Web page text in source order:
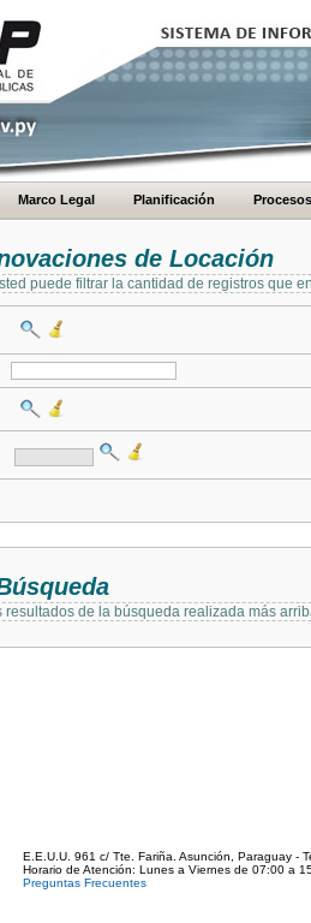
Marco Legal Planificación Procesos
de Locación
puede filtrar la cantidad de registros que
resultados de la búsqueda realizada más
E.E.U.U. 961 c/ Tte. Fariña. Asunción, Paraguay -
Horario de Atención: Lunes a Viernes de 07:00 a
Preguntas Frecuentes